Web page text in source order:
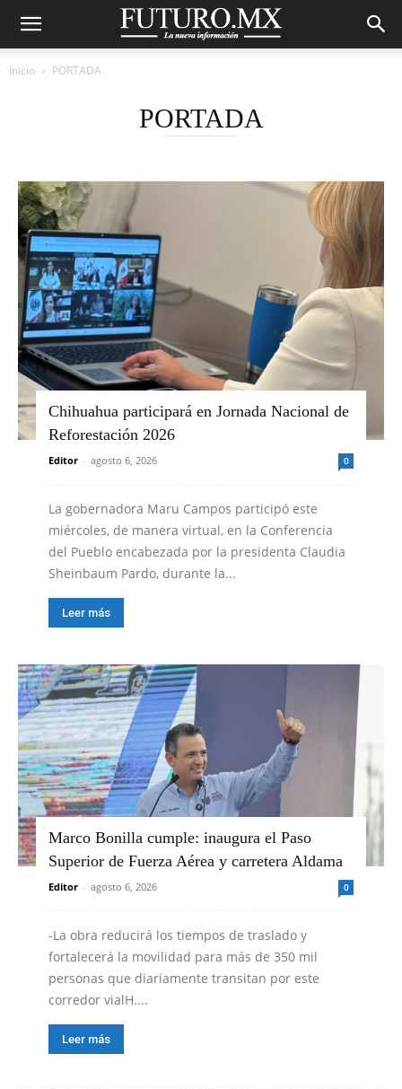
Inicio PORTADA
PORTADA
Chihuahua participará en Jornada Nacional de
Reforestación 2026
Editor - agosto 6, 2026 0
La gobernadora Maru Campos participó este
miércoles, de manera virtual, en la Conferencia
del Pueblo encabezada por la presidenta Claudia
Sheinbaum Pardo, durante la...
Leer más
Marco Bonilla cumple: inaugura el Paso
Superior de Fuerza Aérea y carretera Aldama
Editor - agosto 6, 2026 0
-La obra reducirá los tiempos de traslado y
fortalecerá la movilidad para más de 350 mil
personas que diariamente transitan por este
corredor vialH....
Leer más